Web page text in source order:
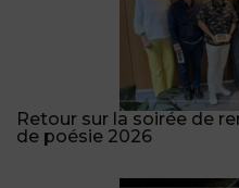
Retour sur la soirée de
de poésie 2026